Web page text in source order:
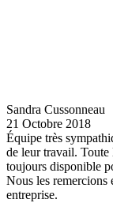
Sandra Cussonneau
21 Octobre 2018
Équipe très
de leur travail. Toute
toujours disponible
Nous les remercions
entreprise.